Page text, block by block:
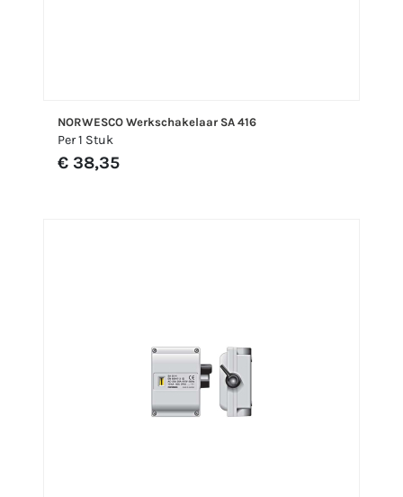
NORWESCO Werkschakelaar SA 416
Per 1 Stuk
€ 38,35